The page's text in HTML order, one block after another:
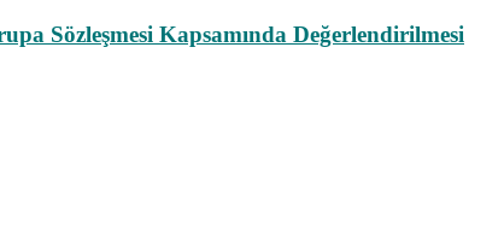
Sözleşmesi Kapsamında Değerlendirilmesi